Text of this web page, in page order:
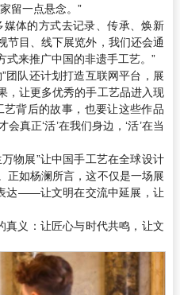
留一点悬念。”
体的方式去记录、传承、焕新
节目、线下展览外，我们还会通
式来推广中国的非遗手工艺。”
团队还计划打造互联网平台，展
，让更多优秀的手工艺品进入现
背后的故事，也要让这些作品
真正‘活’在我们身边，‘活’在当
物展”让中国手工艺在全球设计
正如杨澜所言，这不仅是一场展
达——让文明在交流中延展，让
真义：让匠心与时代共鸣，让文